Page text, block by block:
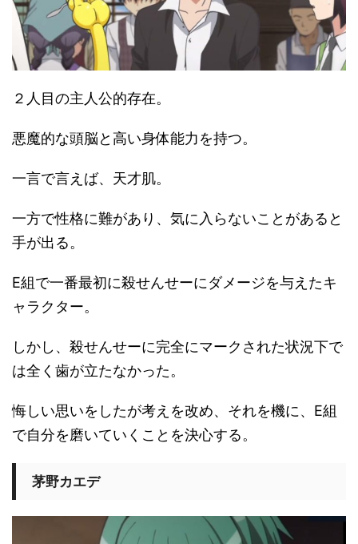
２人目の主人公的存在。
悪魔的な頭脳と高い身体能力を持つ。
一言で言えば、天才肌。
一方で性格に難があり、気に入らないことがあると
手が出る。
E組で一番最初に殺せんせーにダメージを与えたキ
ャラクター。
しかし、殺せんせーに完全にマークされた状況下で
は全く歯が立たなかった。
悔しい思いをしたが考えを改め、それを機に、E組
で自分を磨いていくことを決心する。
茅野カエデ